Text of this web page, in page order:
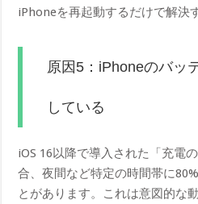
iPhoneを再起動するだけで解決
原因5：iPhoneのバッ
している
iOS 16以降で導入された「充電
合、夜間など特定の時間帯に
とがあります。これは意図的な